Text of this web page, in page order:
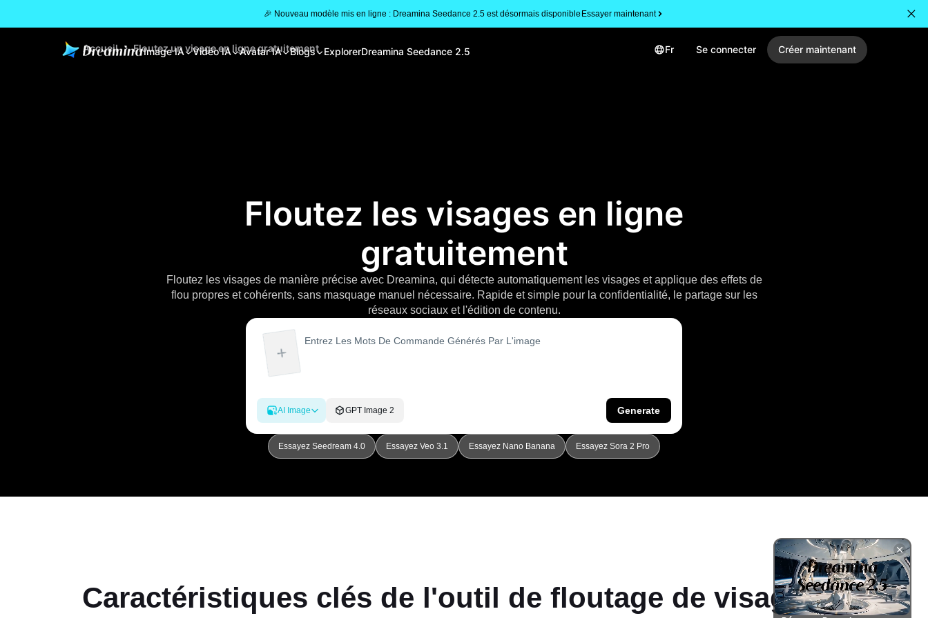
🎉 Nouveau modèle mis en ligne : Dreamina Seedance 2.5 est désormais disponible Essayer maintenant
Image IA Vidéo IA Avatar IA Blogs ExplorerDreamina Seedance 2.5 Fr Se connecter Créer maintenant
Accueil Floutez un visage en ligne gratuitement
Floutez les visages en ligne
gratuitement
Floutez les visages de manière précise avec Dreamina, qui détecte automatiquement les visages et applique des effets de
flou propres et cohérents, sans masquage manuel nécessaire. Rapide et simple pour la confidentialité, le partage sur les
réseaux sociaux et l'édition de contenu.
AI Image GPT Image 2 Generate
Essayez Seedream 4.0 Essayez Veo 3.1 Essayez Nano Banana Essayez Sora 2 Pro
Caractéristiques clés de l'outil de floutage de visage de